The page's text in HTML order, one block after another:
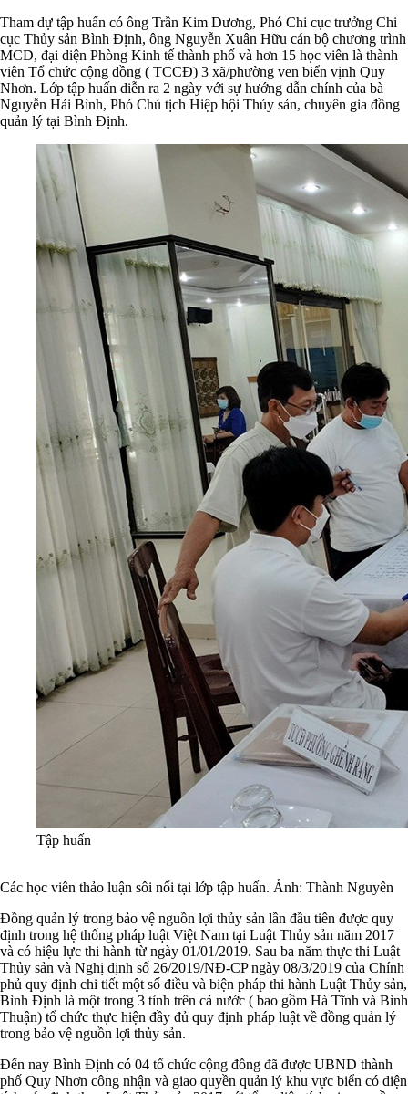
Tham dự tập huấn có ông Trần Kim Dương, Phó Chi cục trưởng Chi
cục Thủy sản Bình Định, ông Nguyễn Xuân Hữu cán bộ chương trình
MCD, đại diện Phòng Kinh tế thành phố và hơn 15 học viên là thành
viên Tổ chức cộng đồng ( TCCĐ) 3 xã/phường ven biển vịnh Quy
Nhơn. Lớp tập huấn diễn ra 2 ngày với sự hướng dẫn chính của bà
Nguyễn Hải Bình, Phó Chủ tịch Hiệp hội Thủy sản, chuyên gia đồng
quản lý tại Bình Định.
Tập huấn
Các học viên thảo luận sôi nổi tại lớp tập huấn. Ảnh: Thành Nguyên
Đồng quản lý trong bảo vệ nguồn lợi thủy sản lần đầu tiên được quy
định trong hệ thống pháp luật Việt Nam tại Luật Thủy sản năm 2017
và có hiệu lực thi hành từ ngày 01/01/2019. Sau ba năm thực thi Luật
Thủy sản và Nghị định số 26/2019/NĐ-CP ngày 08/3/2019 của Chính
phủ quy định chi tiết một số điều và biện pháp thi hành Luật Thủy sản,
Bình Định là một trong 3 tỉnh trên cả nước ( bao gồm Hà Tĩnh và Bình
Thuận) tổ chức thực hiện đầy đủ quy định pháp luật về đồng quản lý
trong bảo vệ nguồn lợi thủy sản.
Đến nay Bình Định có 04 tổ chức cộng đồng đã được UBND thành
phố Quy Nhơn công nhận và giao quyền quản lý khu vực biển có diện